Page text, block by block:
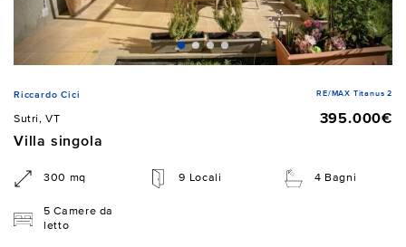
Riccardo Cici RE/MAX Titanus 2
Sutri, VT
395.000€
Villa singola
300 mq 9 Locali 4 Bagni
5 Camere da
letto